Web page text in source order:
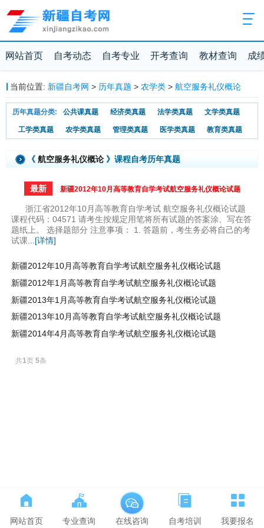
网站首页 自考动态 自考专业 开考查询 教材查询 成
当前位置: 新疆自考网 > 历年真题 > 农学类> 航空服务礼仪概论
历年真题分类: 公共课真题 经济类真题 法学类真题 文学类真题
工学类真题 农学类真题 管理类真题 医学类真题 教育类真题
《航空服务礼仪概论 》课程自考历年真题
最新 新疆2012年10月高等教育自学考试航空服务礼仪概论试题
浙江省2012年10月高等教育自学考试 航空服务礼仪概论试题
课程代码：04571 请考生按规定用笔将所有试题的答案涂、写在答
题纸上。 选择题部分 注意事项： 1. 答题前，考生务必将自己的考
试课 ...[详情]
新疆2012年10月高等教育自学考试航空服务礼仪概论试题
新疆2012年1月高等教育自学考试航空服务礼仪概论试题
新疆2013年1月高等教育自学考试航空服务礼仪概论试题
新疆2013年10月高等教育自学考试航空服务礼仪概论试题
新疆2014年4月高等教育自学考试航空服务礼仪概论试题
共1页 5条
网站首页 专业查询 在线咨询 自考培训 我要报名